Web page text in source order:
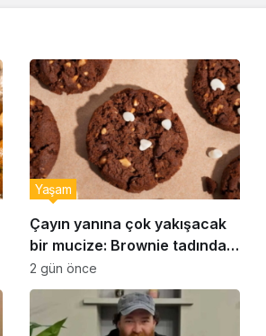
Çayın yanına çok yakışacak
bir mucize: Brownie tadında
ıslak kurabiye tarifi…
Yaşam
2 gün önce